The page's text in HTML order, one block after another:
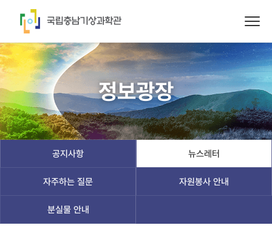
정보광장
공지사항 뉴스레터
자주하는 질문 자원봉사 안내
분실물 안내